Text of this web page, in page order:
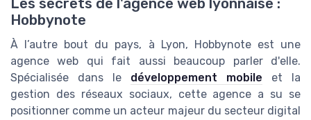
Les secrets de l'agence web lyonnaise :
Hobbynote
À l’autre bout du pays, à Lyon, Hobbynote est une
agence web qui fait aussi beaucoup parler d'elle.
Spécialisée dans le développement mobile et la
gestion des réseaux sociaux, cette agence a su se
positionner comme un acteur majeur du secteur digital